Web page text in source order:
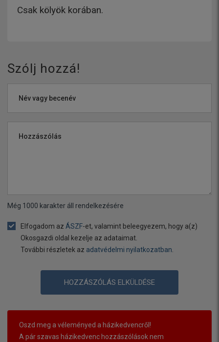
Csak kölyök korában.
Szólj hozzá!
Név vagy becenév
Hozzászólás
Még 1000 karakter áll rendelkezésére
Elfogadom az ÁSZF-et, valamint beleegyezem, hogy a(z)
Okosgazdi oldal kezelje az adataimat.
További részletek az adatvédelmi nyilatkozatban
HOZZÁSZÓLÁS ELKÜLDÉSE
Oszd meg a véleményed a házikedvencről!
A pár szavas házikedvenc hozzászólások nem